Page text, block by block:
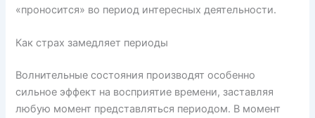
«проносится» во период интересных деятельности.
Как страх замедляет периоды
Волнительные состояния производят особенно
сильное эффект на восприятие времени, заставляя
любую момент представляться периодом. В момент